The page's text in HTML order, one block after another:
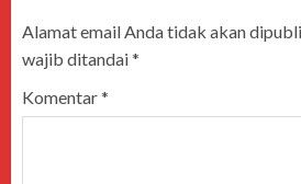
Alamat email Anda tidak akan
wajib ditandai*
Komentar*